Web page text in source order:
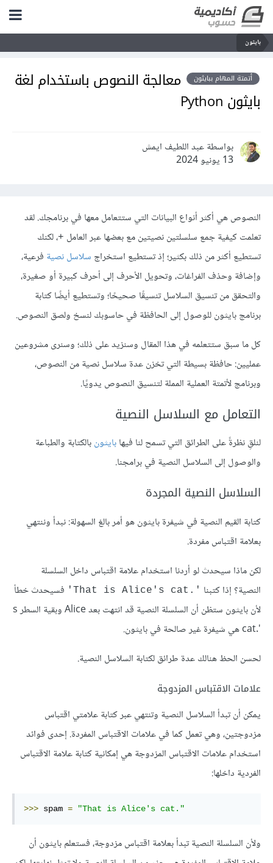
بايثون
أتمتة المهام ببايثون
معالجة النصوص باستخدام لغة
بايثون Python
بواسطة عبد اللطيف ايمش
13 يونيو 2024
النصوص هي أكثر أنواع البيانات التي ستتعامل معها في برنامجك. لقد
تعلمت كيفية جمع سلسلتين نصيتين مع بعضها عبر العامل +، لكنك
تستطيع أكثر من ذلك بكثير؛ إذ تستطيع استخراج سلاسل نصية فرعية،
وإضافة وحذف الفراغات، وتحويل الأحرف إلى أحرف كبيرة أو صغيرة،
والتحقق من تنسيق السلاسل تنسيقًا صحيحًا؛ وتستطيع أيضًا كتابة
برنامج بايثون للوصول إلى الحافظة في حاسوبك لنسخ ولصق النصوص.
كل ما سبق ستتعلمه في هذا المقال وسنزيد على ذلك؛ وسنرى مشروعين
عمليين: حافظة بسيطة التي تخزن عدة سلاسل نصية من النصوص،
وبرنامج لأتمتة العملية المملة لتنسيق النصوص يدويًا.
التعامل مع السلاسل النصية
لنلقِ نظرةً على الطرائق التي تسمح لنا فيهابايثونبالكتابة والطباعة
والوصول إلى السلاسل النصية في برامجنا.
السلاسل النصية المجردة
كتابة القيم النصية في شيفرة بايثون هو أمر بالغ السهولة: نبدأ وننتهي
بعلامة اقتباس مفردة.
لكن ماذا سيحدث لو أردنا استخدام علامة اقتباس داخل السلسلة
النصية؟ إذا كتبنا ‎'That is Alice's cat.'‎ فسيحدث خطأ
لأن بايثون ستظن أن السلسلة النصية قد انتهت بعد Alice وبقية السطر s
cat.'هي شيفرة غير صالحة في بايثون.
لحسن الحظ هنالك عدة طرائق لكتابة السلاسل النصية.
علامات الاقتباس المزدوجة
يمكن أن تبدأ السلاسل النصية وتنتهي عبر كتابة علامتي اقتباس
مزدوجتين، وهي تعمل كما في علامات الاقتباس المفردة. إحدى فوائد
استخدام علامات الاقتباس المزدوجة هي إمكانية كتابة علامة الاقتباس
الفردية داخلها:
>>> spam = "That is Alice's cat."
ولأن السلسلة النصية تبدأ بعلامة اقتباس مزدوجة، فستعلم بايثون أن